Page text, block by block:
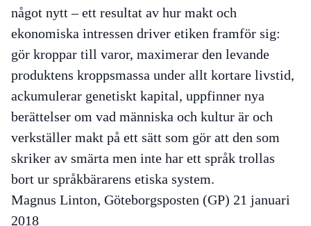
något nytt – ett resultat av hur makt och
ekonomiska intressen driver etiken framför sig:
gör kroppar till varor, maximerar den levande
produktens kroppsmassa under allt kortare livstid,
ackumulerar genetiskt kapital, uppfinner nya
berättelser om vad människa och kultur är och
verkställer makt på ett sätt som gör att den som
skriker av smärta men inte har ett språk trollas
bort ur språkbärarens etiska system.
Magnus Linton, Göteborgsposten (GP) 21 januari
2018